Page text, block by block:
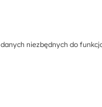
niezbędnych do